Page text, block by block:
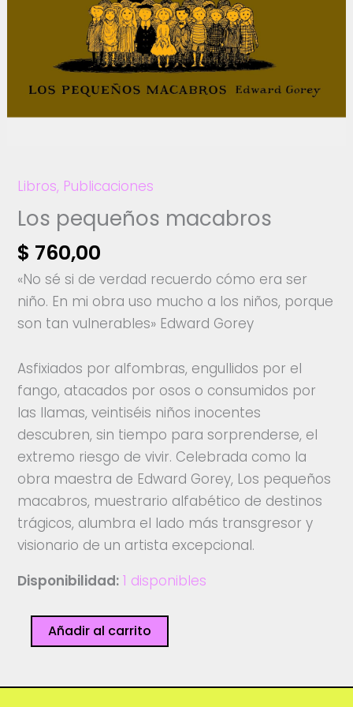
Libros, Publicaciones
Los pequeños macabros
$ 760,00
«No sé si de verdad recuerdo cómo era ser
niño. En mi obra uso mucho a los niños, porque
son tan vulnerables» Edward Gorey
Asfixiados por alfombras, engullidos por el
fango, atacados por osos o consumidos por
las llamas, veintiséis niños inocentes
descubren, sin tiempo para sorprenderse, el
extremo riesgo de vivir. Celebrada como la
obra maestra de Edward Gorey, Los pequeños
macabros, muestrario alfabético de destinos
trágicos, alumbra el lado más transgresor y
visionario de un artista excepcional.
Disponibilidad: 1 disponibles
pequeños
cantidad
Añadir al carrito